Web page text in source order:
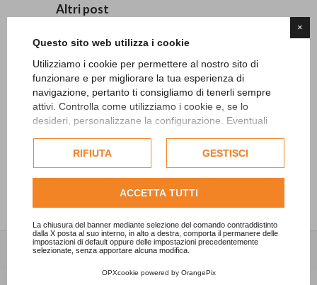
×
Questo sito web utilizza i cookie
Utilizziamo i cookie per permettere al nostro sito di
funzionare e per migliorare la tua esperienza di
navigazione, pertanto ti consigliamo di tenerli sempre
attivi. Controlla come utilizziamo i cookie e, se lo
desideri, personalizzane la configurazione. Eventuali
esclusivamente previa acquisizione del consenso
RIFIUTA GESTISCI
ACCETTA TUTTI
La chiusura del banner mediante selezione del comando contraddistinto
dalla X posta al suo interno, in alto a destra, comporta il permanere delle
impostazioni di default oppure delle impostazioni precedentemente
selezionate, senza apportare alcuna modifica.
OPXcookie powered by OrangePix
Altri post
Lunedì 20 e martedì 21 aprile carotatura green
13/04/2026 - News
Safeguarding
27/06/2024 - News
“Ryder SFIDA women vs men”
15/05/2024 - News